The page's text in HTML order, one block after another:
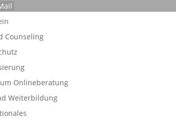
Counseling
Onlineberatung
Weiterbildung